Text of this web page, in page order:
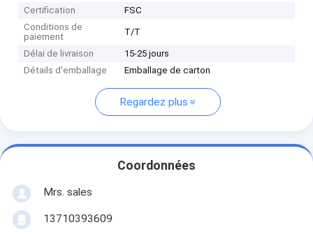
Certification
FSC
Conditions de
paiement
T/T
Délai de livraison
15-25 jours
Détails d'emballage
Emballage de carton
Regardez plus
Coordonnées
Mrs. sales
13710393609